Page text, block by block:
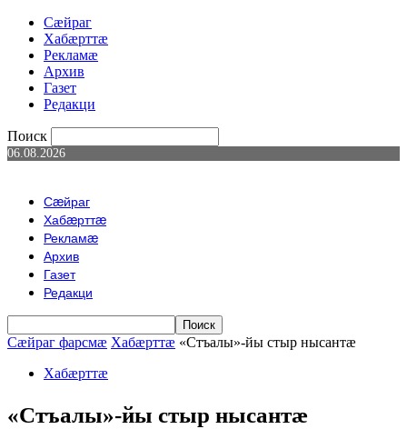
Сæйраг
Хабæрттæ
Рекламæ
Архив
Газет
Редакци
Поиск
06.08.2026
Сæйраг
Хабæрттæ
Рекламæ
Архив
Газет
Редакци
Сæйраг фарсмæ Хабæрттæ «Стъалы»-йы стыр нысантæ
Хабæрттæ
«Стъалы»-йы стыр нысантæ